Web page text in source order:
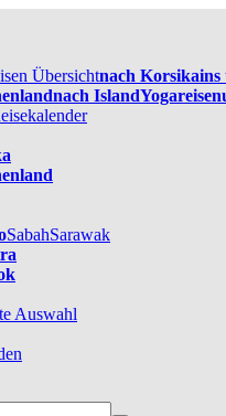
Übersichtnach Korsikains
nach IslandYogareisen
SabahSarawak
Auswahl